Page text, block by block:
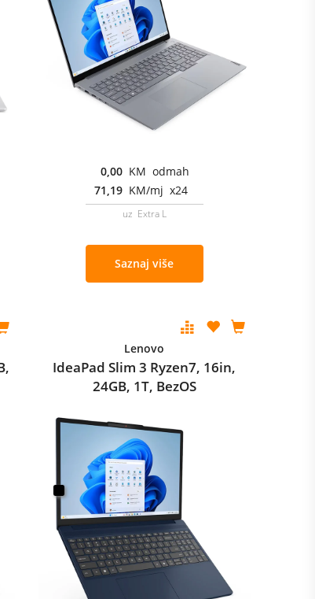
0,00 KM odmah
71,19 KM/mj x24
uz Extra L
Saznaj više
Lenovo
IdeaPad Slim 3 Ryzen7, 16in,
24GB, 1T, BezOS